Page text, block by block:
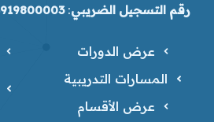
رقم التسجيل الضريبي:
عرض الدورات
المسارات التدريبية
عرض الأقسام